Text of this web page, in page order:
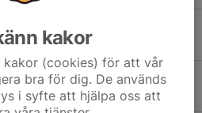
kakor
kakor (cookies) för att vår
bra för dig. De används
i syfte att hjälpa oss att